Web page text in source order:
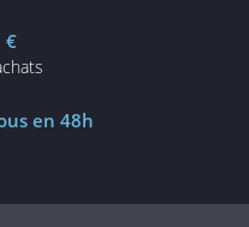
€
en 48h